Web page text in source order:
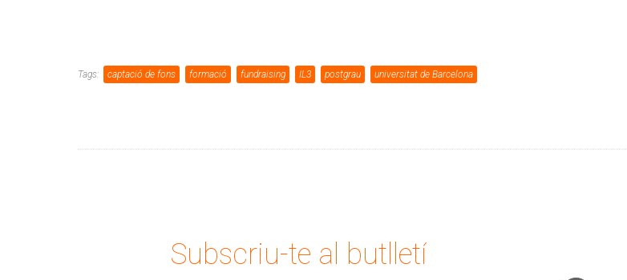
Tags: captació de fons formació fundraising IL3 postgrau universitat de Barcelona
Subscriu-te al butlletí